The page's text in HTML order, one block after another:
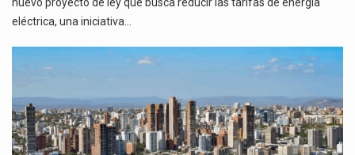
eléctrica, una iniciativa…